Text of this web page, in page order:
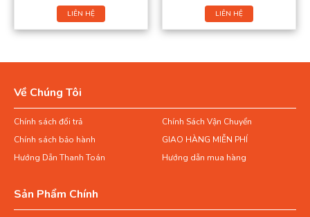
LIÊN HỆ LIÊN HỆ
Về Chúng Tôi
Chính sách đổi trả
Chính Sách Vận Chuyển
Chính sách bảo hành
GIAO HÀNG MIỄN PHÍ
Hướng Dẫn Thanh Toán
Hướng dẫn mua hàng
Sản Phẩm Chính